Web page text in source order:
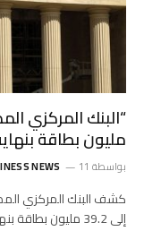
مليون بطاقة بنهاية
بواسطة NEWS 11 سبتمبر، 2024
كشف البنك المركزي
إلى 39.2 مليون بطاقة بنهاية مارس 2024. وأكد البنك المركزي…